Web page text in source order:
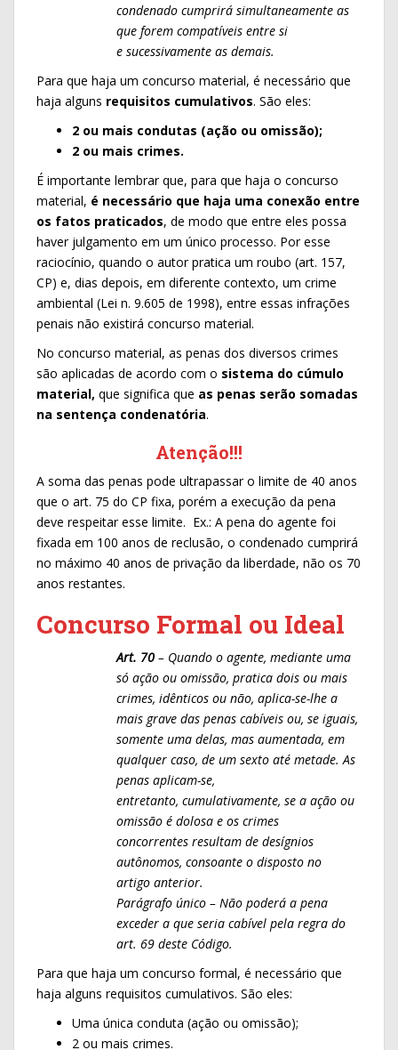
condenado cumprirá simultaneamente as
que forem compatíveis entre si
e sucessivamente as demais.
Para que haja um concurso material, é necessário que
haja alguns requisitos cumulativos. São eles:
2 ou mais condutas (ação ou omissão);
2 ou mais crimes.
É importante lembrar que, para que haja o concurso
material, é necessário que haja uma conexão entre
os fatos praticados, de modo que entre eles possa
haver julgamento em um único processo. Por esse
raciocínio, quando o autor pratica um roubo (art. 157,
CP) e, dias depois, em diferente contexto, um crime
ambiental (Lei n. 9.605 de 1998), entre essas infrações
penais não existirá concurso material.
No concurso material, as penas dos diversos crimes
são aplicadas de acordo com o sistema do cúmulo
material, que significa que as penas serão somadas
na sentença condenatória.
Atenção!!!
A soma das penas pode ultrapassar o limite de 40 anos
que o art. 75 do CP fixa, porém a execução da pena
deve respeitar esse limite. Ex.: A pena do agente foi
fixada em 100 anos de reclusão, o condenado cumprirá
no máximo 40 anos de privação da liberdade, não os 70
anos restantes.
Concurso Formal ou Ideal
Art. 70 – Quando o agente, mediante uma
só ação ou omissão, pratica dois ou mais
crimes, idênticos ou não, aplica-se-lhe a
mais grave das penas cabíveis ou, se iguais,
somente uma delas, mas aumentada, em
qualquer caso, de um sexto até metade. As
penas aplicam-se,
entretanto, cumulativamente, se a ação ou
omissão é dolosa e os crimes
concorrentes resultam de desígnios
autônomos, consoante o disposto no
artigo anterior.
Parágrafo único – Não poderá a pena
exceder a que seria cabível pela regra do
art. 69 deste Código.
Para que haja um concurso formal, é necessário que
haja alguns requisitos cumulativos. São eles:
Uma única conduta (ação ou omissão);
2 ou mais crimes.